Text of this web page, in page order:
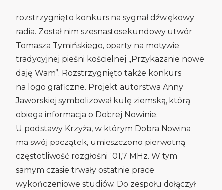
rozstrzygnięto konkurs na sygnał dźwiękowy
radia. Został nim szesnastosekundowy utwór
Tomasza Tymińskiego, oparty na motywie
tradycyjnej pieśni kościelnej „Przykazanie nowe
daję Wam”. Rozstrzygnięto także konkurs
na logo graficzne. Projekt autorstwa Anny
Jaworskiej symbolizował kulę ziemską, którą
obiega informacja o Dobrej Nowinie.
U podstawy Krzyża, w którym Dobra Nowina
ma swój początek, umieszczono pierwotną
częstotliwość rozgłośni 101,7 MHz. W tym
samym czasie trwały ostatnie prace
wykończeniowe studiów. Do zespołu dołączył